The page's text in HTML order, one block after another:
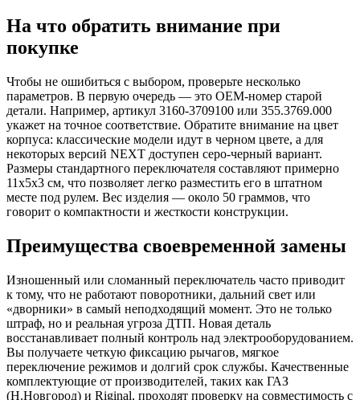
На что обратить внимание при
покупке
Чтобы не ошибиться с выбором, проверьте несколько
параметров. В первую очередь — это OEM-номер старой
детали. Например, артикул 3160-3709100 или 355.3769.000
укажет на точное соответствие. Обратите внимание на цвет
корпуса: классические модели идут в черном цвете, а для
некоторых версий NEXT доступен серо-черный вариант.
Размеры стандартного переключателя составляют примерно
11х5х3 см, что позволяет легко разместить его в штатном
месте под рулем. Вес изделия — около 50 граммов, что
говорит о компактности и жесткости конструкции.
Преимущества своевременной замены
Изношенный или сломанный переключатель часто приводит
к тому, что не работают поворотники, дальний свет или
«дворники» в самый неподходящий момент. Это не только
штраф, но и реальная угроза ДТП. Новая деталь
восстанавливает полный контроль над электрооборудованием.
Вы получаете четкую фиксацию рычагов, мягкое
переключение режимов и долгий срок службы. Качественные
комплектующие от производителей, таких как ГАЗ
(Н.Новгород) и Riginal, проходят проверку на совместимость с